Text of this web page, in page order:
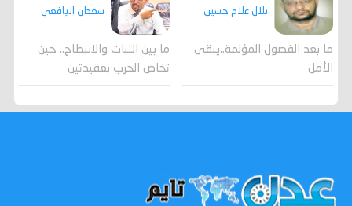
بلال غلام حسين
ما بعد الفصول المؤلمة..يبقى
الأمل
سعدان اليافعي
ما بين الثبات والانبطاح.. حين
تخاض الحرب بعقيدتين